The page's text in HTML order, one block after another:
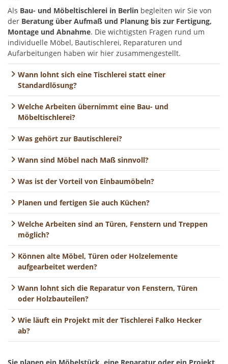
Als Bau- und Möbeltischlerei in Berlin begleiten wir Sie von
der Beratung über Aufmaß und Planung bis zur Fertigung,
Montage und Abnahme. Die wichtigsten Fragen rund um
individuelle Möbel, Bautischlerei, Reparaturen und
Aufarbeitungen haben wir hier zusammengestellt.
Wann lohnt sich eine Tischlerei statt einer
Standardlösung?
Welche Arbeiten übernimmt eine Bau- und
Möbeltischlerei?
Was gehört zur Bautischlerei?
Wann sind Möbel nach Maß sinnvoll?
Was ist der Vorteil von Einbaumöbeln?
Planen und fertigen Sie auch Küchen?
Welche Arbeiten sind an Türen, Fenstern und Treppen
möglich?
Können alte Möbel, Türen oder Holzelemente
aufgearbeitet werden?
Wann lohnt sich die Reparatur von Fenstern, Türen
oder Holzbauteilen?
Wie läuft ein Projekt mit der Tischlerei Falko Hecker
ab?
Sie planen ein Möbelstück, eine Reparatur oder ein Projekt